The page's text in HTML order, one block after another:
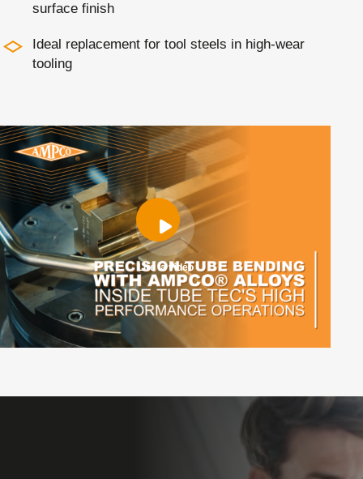
surface finish
Ideal replacement for tool steels in high-wear
tooling
Lire la vidéo